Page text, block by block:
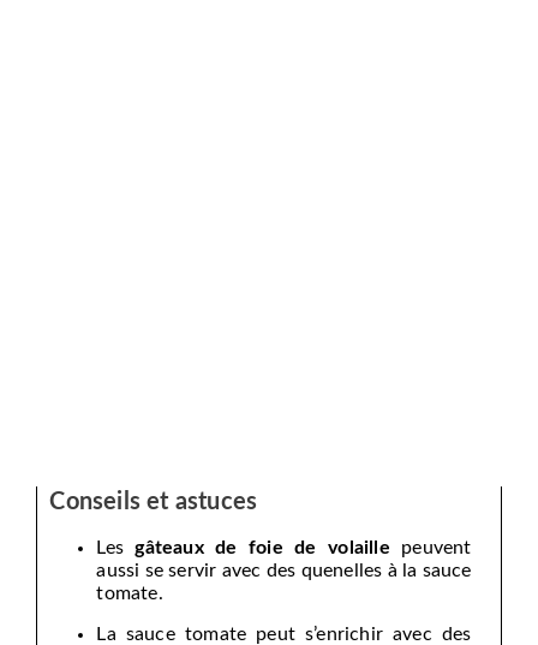
Conseils et astuces
Lesgâteaux de foie de volaille peuvent
aussi se servir avec des quenelles à la sauce
tomate.
La sauce tomate peut s’enrichir avec des